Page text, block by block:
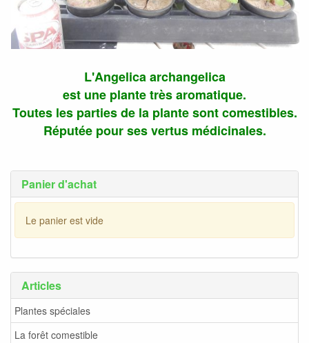
Panier d'achat
Le panier est vide
Articles
Plantes spéciales
La forêt comestible
L'Angelica archangelica
est une plante très aromatique.
Toutes les parties de la plante sont comestibles.
Réputée pour ses vertus médicinales.